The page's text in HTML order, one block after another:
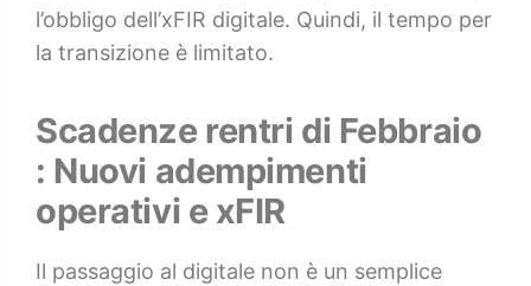
l’obbligo dell’xFIR digitale. Quindi, il tempo per
la transizione è limitato.
Scadenze rentri di Febbraio
: Nuovi adempimenti
operativi e xFIR
Il passaggio al digitale non è un semplice